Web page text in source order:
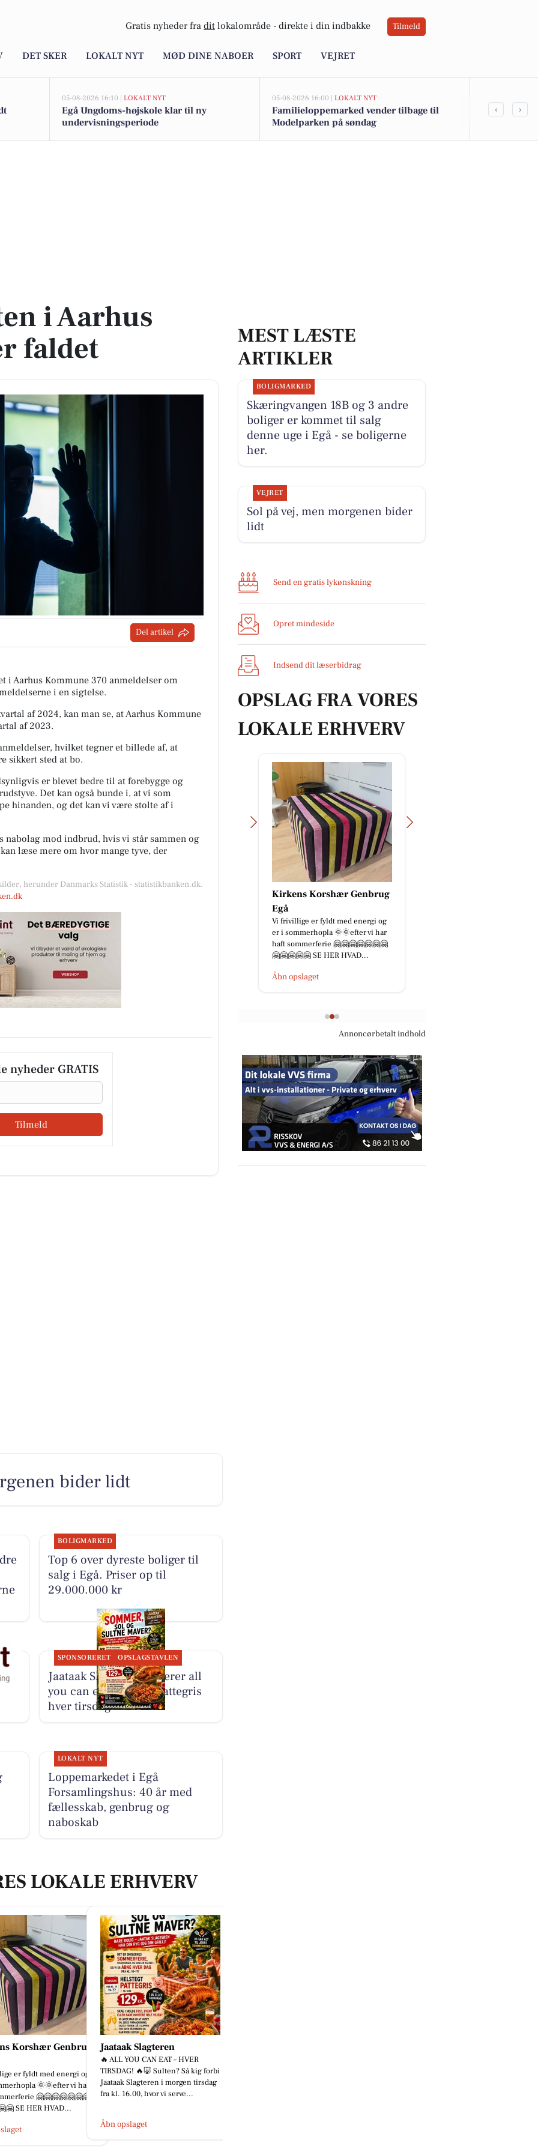
Gratis nyheder fra dit lokalområde - direkte i din indbakke Tilmeld
DET SKER LOKALT NYT MØD DINE NABOER SPORT VEJRET
05-08-2026 16:10 | LOKALT NYT
Egå Ungdoms-højskole klar til ny
undervisningsperiode
05-08-2026 16:00 | LOKALT NYT
Familieloppemarked vender tilbage til
Modelparken på søndag
‹ ›
i Aarhus
faldet
Del artikel
i Aarhus Kommune 370 anmeldelser om
i en sigtelse.
af 2024, kan man se, at Aarhus Kommune
af 2023.
hvilket tegner et billede af, at
sikkert sted at bo.
er blevet bedre til at forebygge og
Det kan også bunde i, at vi som
hinanden, og det kan vi være stolte af i
nabolag mod indbrud, hvis vi står sammen og
læse mere om hvor mange tyve, der
herunder Danmarks Statistik - statistikbanken.dk.
nyheder GRATIS
Tilmeld
MEST LÆSTE
ARTIKLER
BOLIGMARKED
Skæringvangen 18B og 3 andre
boliger er kommet til salg
denne uge i Egå - se boligerne
her.
VEJRET
Sol på vej, men morgenen bider
lidt
Send en gratis lykønskning
Opret mindeside
Indsend dit læserbidrag
OPSLAG FRA VORES
LOKALE ERHVERV
Vi frivillige er fyldt med energi og
er i sommerhopla 🌞🌞efter vi har
🤗🤗🤗🤗🤗 SE HER HVAD...
Åbn opslaget
Jaataak Slagteren
🔥 ALL YOU CAN EAT – HVER
TIRSDAG! 🔥🐷 Sulten? Så kig forbi
Jaataak Slagteren i morgen tirsdag
fra kl. 16.00, hvor vi serve...
Åbn opslaget
Annoncørbetalt indhold
bider lidt
BOLIGMARKED
Top 6 over dyreste boliger til
salg i Egå. Priser op til
29.000.000 kr
SPONSORERET OPSLAGSTAVLEN
Jaataak Slagteren serverer all
you can eat helstegt pattegris
hver tirsdag
LOKALT NYT
Loppemarkedet i Egå
Forsamlingshus: 40 år med
fællesskab, genbrug og
naboskab
LOKALE ERHVERV
Korshær Genbrug
er fyldt med energi og
🌞🌞efter vi har
🤗🤗🤗🤗🤗🤗🤗
SE HER HVAD...
Jaataak Slagteren
🔥 ALL YOU CAN EAT – HVER
TIRSDAG! 🔥🐷 Sulten? Så kig forbi
Jaataak Slagteren i morgen tirsdag
fra kl. 16.00, hvor vi serve...
Åbn opslaget